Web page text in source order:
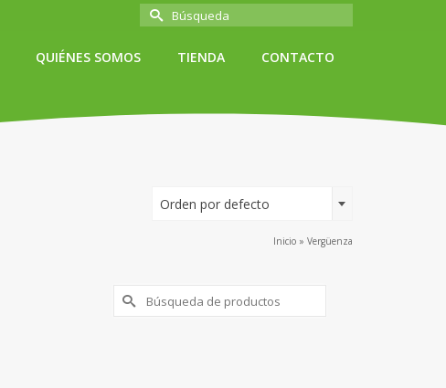
Buscar
por:
QUIÉNES SOMOS TIENDA CONTACTO
Orden por defecto
Inicio » Vergüenza
Buscar
por: